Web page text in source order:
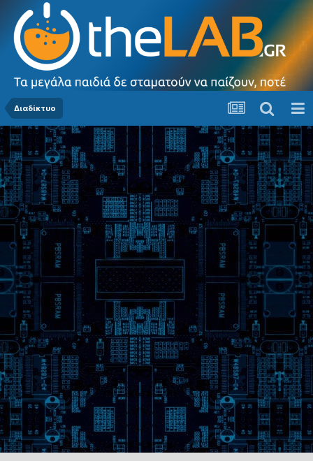
Διαδίκτυο